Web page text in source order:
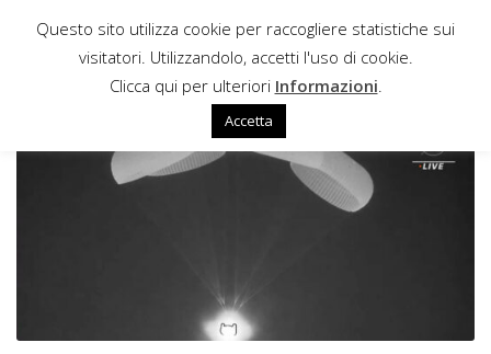
Sotto il contenuto
ANDREJ FEDJAEV
Questo sito utilizza cookie per raccogliere statistiche sui
visitatori. Utilizzandolo, accetti l'uso di cookie.
Clicca qui per ulteriori Informazioni
Accetta